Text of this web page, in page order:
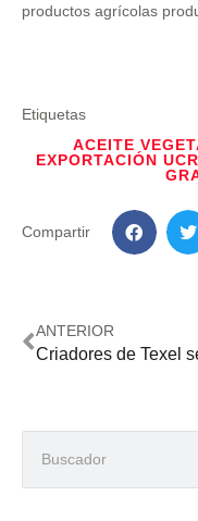
productos agrícolas
Etiquetas
ACEITE
EXPORTACIÓN
Compartir
ANTERIOR